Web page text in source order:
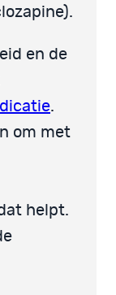
en de
.
om met
helpt.